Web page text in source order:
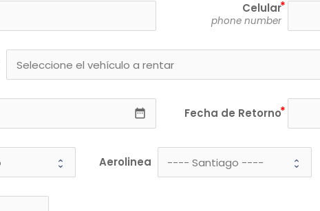
Celular
phone number
date_range Fecha de Retorno
Aerolinea